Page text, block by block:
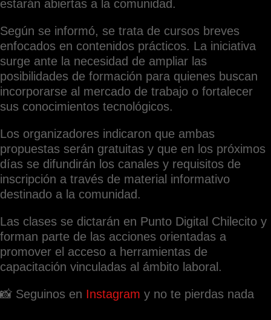
estarán abiertas a la comunidad.
Según se informó, se trata de cursos breves
enfocados en contenidos prácticos. La iniciativa
surge ante la necesidad de ampliar las
posibilidades de formación para quienes buscan
incorporarse al mercado de trabajo o fortalecer
sus conocimientos tecnológicos.
Los organizadores indicaron que ambas
propuestas serán gratuitas y que en los próximos
días se difundirán los canales y requisitos de
inscripción a través de material informativo
destinado a la comunidad.
Las clases se dictarán en Punto Digital Chilecito y
forman parte de las acciones orientadas a
promover el acceso a herramientas de
capacitación vinculadas al ámbito laboral.
📸 Seguinos en Instagram y no te pierdas nada